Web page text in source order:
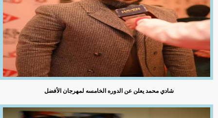
شادي محمد يعلن عن الدوره الخامسه لمهرجان الأفضل